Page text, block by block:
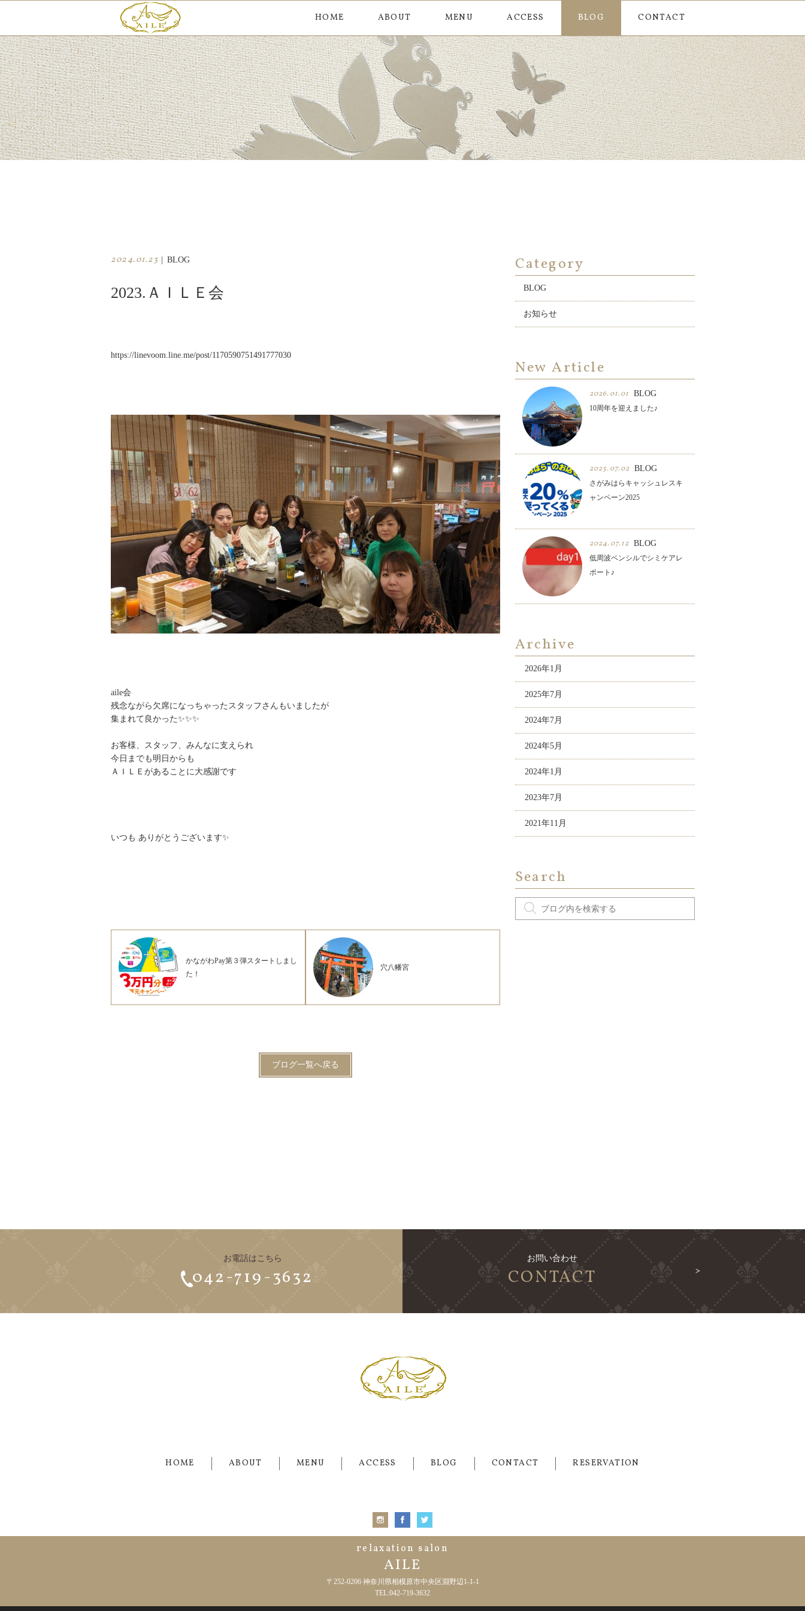
HOME ABOUT MENU ACCESS BLOG CONTACT
2024.01.23 BLOG
2023.ＡＩＬＥ会
https://linevoom.line.me/post/1170590751491777030
aile会
残念ながら欠席になっちゃったスタッフさんもいましたが
集まれて良かった✨✨✨
お客様、スタッフ、みんなに支えられ
今日までも明日からも
ＡＩＬＥがあることに大感謝です
いつも ありがとうございます✨
かながわPay第３弾スタートしまし
た！
穴八幡宮
ブログ一覧へ戻る
Category
BLOG
お知らせ
New Article
2026.01.01 BLOG
10周年を迎えました♪
2025.07.02 BLOG
さがみはらキャッシュレスキ
ャンペーン2025
2024.07.12 BLOG
低周波ペンシルでシミケアレ
ポート♪
Archive
2026年1月
2025年7月
2024年7月
2024年5月
2024年1月
2023年7月
2021年11月
Search
お電話はこちら
042-719-3632
お問い合わせ
CONTACT
HOME ABOUT MENU ACCESS BLOG CONTACT RESERVATION
relaxation salon
AILE
〒252-0206 神奈川県相模原市中央区淵野辺1-1-1
TEL:042-719-3632